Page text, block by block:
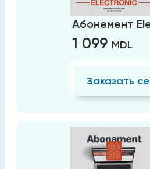
Абонемент
1 099 MDL
Заказать